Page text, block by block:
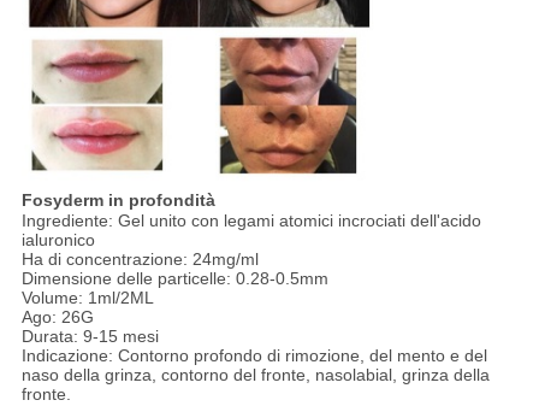
Fosyderm in profondità
Ingrediente: Gel unito con legami atomici incrociati dell'acido
ialuronico
Ha di concentrazione: 24mg/ml
Dimensione delle particelle: 0.28-0.5mm
Volume: 1ml/2ML
Ago: 26G
Durata: 9-15 mesi
Indicazione: Contorno profondo di rimozione, del mento e del
naso della grinza, contorno del fronte, nasolabial, grinza della
fronte.